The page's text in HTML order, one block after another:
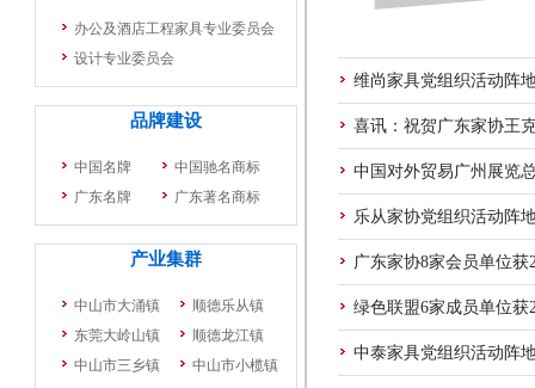
维尚家具党组织活动阵
喜讯：祝贺广东家协王
中国对外贸易广州展览
乐从家协党组织活动阵
广东家协8家会员单位
绿色联盟6家成员单位获
中泰家具党组织活动阵